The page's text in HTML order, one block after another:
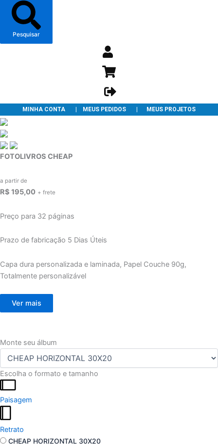
Pesquisar
MINHA CONTA | MEUS PEDIDOS | MEUS PROJETOS
FOTOLIVROS CHEAP
a partir de
R$ 195,00 + frete
Preço para 32 páginas
Prazo de fabricação 5 Dias Úteis
Capa dura personalizada e laminada, Papel Couche 90g,
Totalmente personalizável
Ver mais
Monte seu álbum
Escolha o formato e tamanho
Paisagem
Retrato
CHEAP HORIZONTAL 30X20